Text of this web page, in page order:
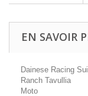
EN SAVOIR
Dainese Racing
Ranch Tavullia
Moto